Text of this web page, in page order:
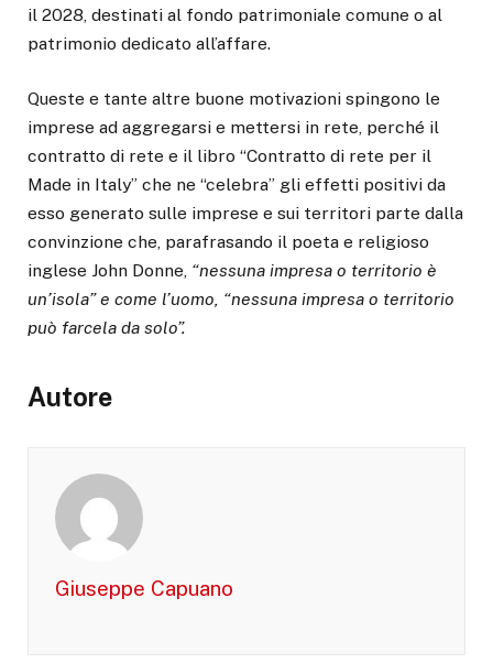
il 2028, destinati al fondo patrimoniale comune o al
patrimonio dedicato all’affare.
Queste e tante altre buone motivazioni spingono le
imprese ad aggregarsi e mettersi in rete, perché il
contratto di rete e il libro “Contratto di rete per il
Made in Italy” che ne “celebra” gli effetti positivi da
esso generato sulle imprese e sui territori parte dalla
convinzione che, parafrasando il poeta e religioso
inglese John Donne, “nessuna impresa o territorio è
un’isola” e come l’uomo, “nessuna impresa o territorio
può farcela da solo”.
Autore
Giuseppe Capuano